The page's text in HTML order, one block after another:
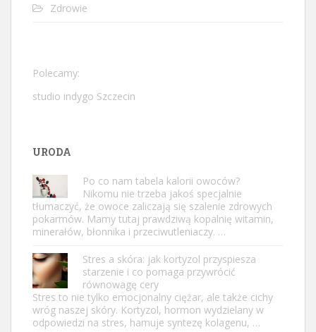
Zdrowie
Polecamy:
studio indygo Szczecin
URODA
Po co nam tabela kalorii owoców?
Nikomu nie trzeba jakoś specjalnie
tłumaczyć, że owoce zaliczają się szalenie zdrowych
pokarmów. Mamy tutaj prawdziwą kopalnię witamin,
minerałów, błonnika i przeciwutleniaczy. …
Stres a skóra: jak kortyzol przyspiesza
starzenie i co pomaga przywrócić
równowagę cery
Stres to nie tylko emocjonalny ciężar, ale także cichy
wróg naszej skóry. Kortyzol, hormon wydzielany w
odpowiedzi na stres, hamuje syntezę kolagenu, …